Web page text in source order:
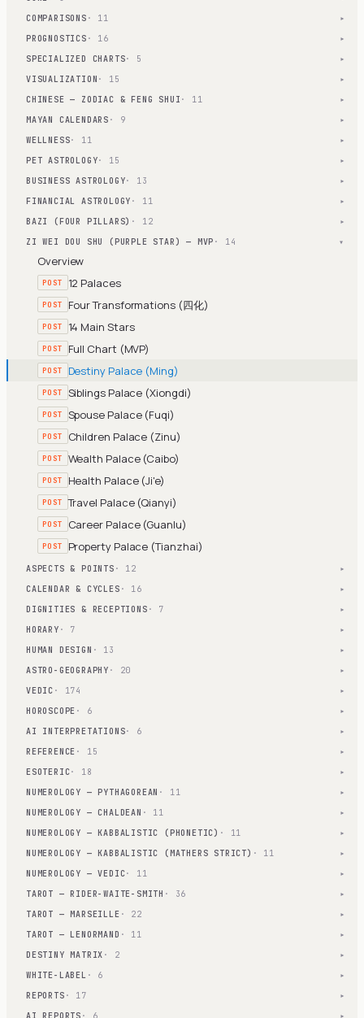
COMPARISONS · 11 ▾
PROGNOSTICS · 16 ▾
SPECIALIZED CHARTS· 5 ▾
VISUALIZATION · 15 ▾
CHINESE — ZODIAC & FENG SHUI · 11 ▾
MAYAN CALENDARS · 9 ▾
WELLNESS· 11 ▾
PET ASTROLOGY· 15 ▾
BUSINESS ASTROLOGY· 13 ▾
FINANCIAL ASTROLOGY · 11 ▾
BAZI (FOUR PILLARS) · 12 ▾
ZI WEI DOU SHU (PURPLE STAR) — MVP · 14 ▾
Overview
POST 12 Palaces
POST Four Transformations (四化)
POST 14 Main Stars
POST Full Chart (MVP)
POST Destiny Palace (Ming)
POST Siblings Palace (Xiongdi)
POST Spouse Palace (Fuqi)
POST Children Palace (Zinu)
POST Wealth Palace (Caibo)
POST Health Palace (Ji'e)
POST Travel Palace (Qianyi)
POST Career Palace (Guanlu)
POST Property Palace (Tianzhai)
ASPECTS & POINTS · 12 ▾
CALENDAR & CYCLES · 16 ▾
DIGNITIES & RECEPTIONS · 7 ▾
HORARY · 7 ▾
HUMAN DESIGN · 13 ▾
ASTRO-GEOGRAPHY · 20 ▾
VEDIC · 174 ▾
HOROSCOPE · 6 ▾
AI INTERPRETATIONS· 6 ▾
REFERENCE · 15 ▾
ESOTERIC· 18 ▾
NUMEROLOGY — PYTHAGOREAN · 11 ▾
NUMEROLOGY — CHALDEAN · 11 ▾
NUMEROLOGY — KABBALISTIC (PHONETIC) · 11 ▾
NUMEROLOGY — KABBALISTIC (MATHERS STRICT) · 11 ▾
NUMEROLOGY — VEDIC· 11 ▾
TAROT — RIDER-WAITE-SMITH · 36 ▾
TAROT — MARSEILLE · 22 ▾
TAROT — LENORMAND · 11 ▾
DESTINY MATRIX · 2 ▾
WHITE-LABEL · 6 ▾
REPORTS · 17 ▾
▾